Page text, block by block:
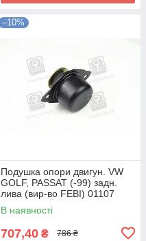
–10%
Подушка опори двигун. VW
GOLF, PASSAT (-99) задн.
лива (вир-во FEBI) 01107
UA58
В наявності
707,40 ₴ 786 ₴